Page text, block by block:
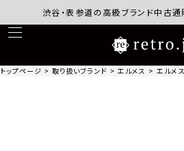
渋谷・表参道の高級ブランド中古通販
トップページ 取り扱いブランド エルメス エルメ